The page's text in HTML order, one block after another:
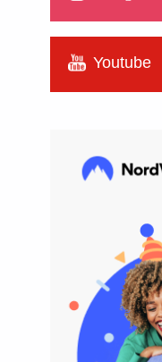
Youtube